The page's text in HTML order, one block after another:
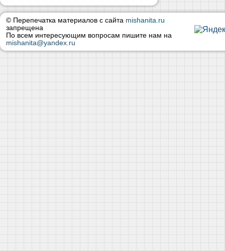
© Перепечатка материалов с сайта mishanita.ru
запрещена
По всем интересующим вопросам пишите нам на
mishanita@yandex.ru